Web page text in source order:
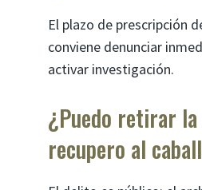
El plazo de prescripción
conviene denunciar
activar investigación.
¿Puedo retirar la
recupero al